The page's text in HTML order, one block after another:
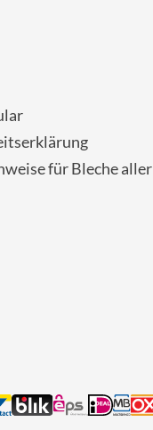
für Bleche aller